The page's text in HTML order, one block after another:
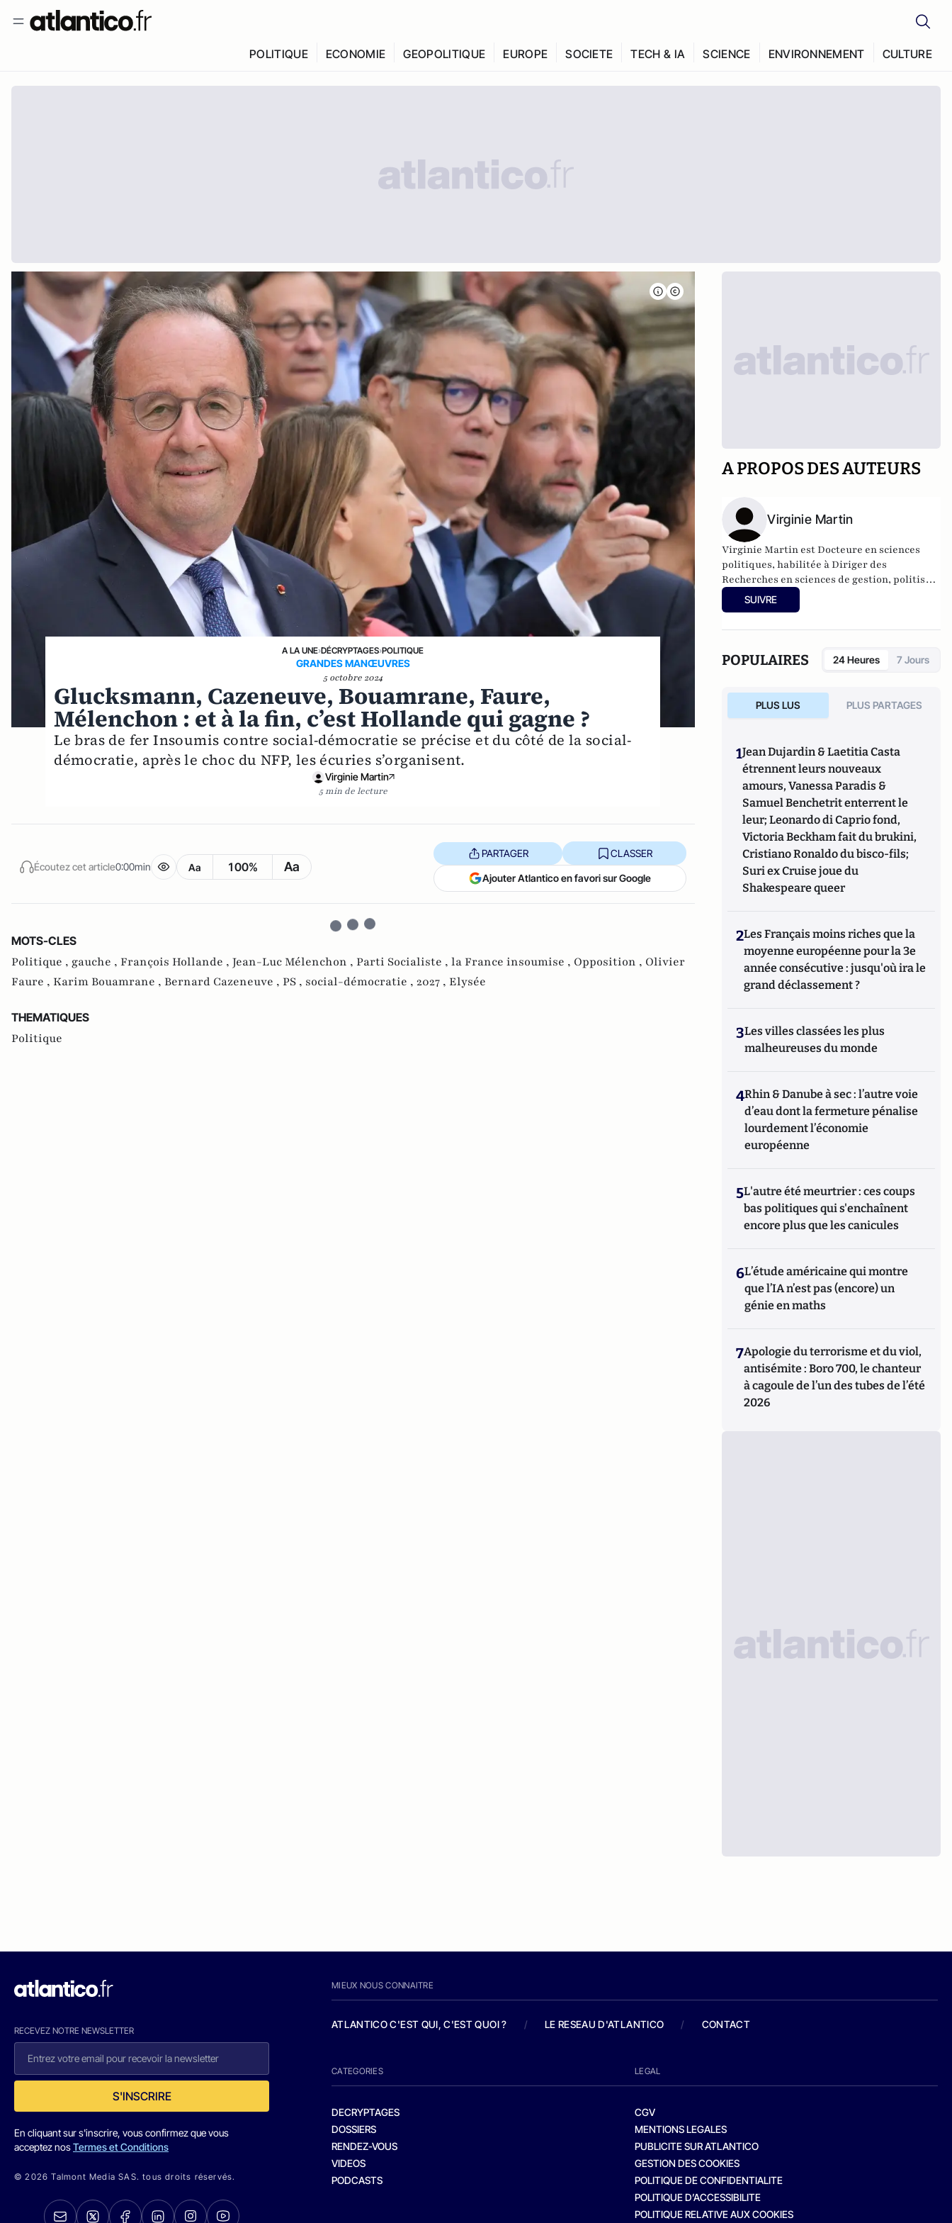
POLITIQUE ECONOMIE GEOPOLITIQUE EUROPE SOCIETE TECH & IA SCIENCE ENVIRONNEMENT CULTURE
A LA UNE›DÉCRYPTAGES›POLITIQUE
GRANDES MANŒUVRES
5 octobre 2024
Glucksmann, Cazeneuve, Bouamrane, Faure,
Mélenchon : et à la fin, c’est Hollande qui gagne ?
Le bras de fer Insoumis contre social-démocratie se précise et du côté de la social-
démocratie, après le choc du NFP, les écuries s’organisent.
Virginie Martin
5 min de lecture
Écoutez cet article0:00min Aa 100% Aa
PARTAGER CLASSER
Ajouter Atlantico en favori sur Google
MOTS-CLES
Politique , gauche , François Hollande , Jean-Luc Mélenchon , Parti Socialiste , la France insoumise , Opposition , Olivier
Faure , Karim Bouamrane , Bernard Cazeneuve , PS , social-démocratie , 2027 , Elysée
THEMATIQUES
Politique
A PROPOS DES AUTEURS
Virginie Martin
Virginie Martin est Docteure en sciences
politiques, habilitée à Diriger des
Recherches en sciences de gestion, politiste,
professeure à KEDGE Business School, co-
responsable du comité scientifique de la
SUIVRE
POPULAIRES 24 Heures 7 Jours
PLUS LUS PLUS PARTAGES
1Jean Dujardin & Laetitia Casta
étrennent leurs nouveaux
amours, Vanessa Paradis &
Samuel Benchetrit enterrent le
leur; Leonardo di Caprio fond,
Victoria Beckham fait du brukini,
Cristiano Ronaldo du bisco-fils;
Suri ex Cruise joue du
Shakespeare queer
2Les Français moins riches que la
moyenne européenne pour la 3e
année consécutive : jusqu'où ira le
grand déclassement ?
3Les villes classées les plus
malheureuses du monde
4Rhin & Danube à sec : l’autre voie
d’eau dont la fermeture pénalise
lourdement l’économie
européenne
5L'autre été meurtrier : ces coups
bas politiques qui s'enchaînent
encore plus que les canicules
6L’étude américaine qui montre
que l’IA n’est pas (encore) un
génie en maths
7Apologie du terrorisme et du viol,
antisémite : Boro 700, le chanteur
à cagoule de l’un des tubes de l’été
2026
RECEVEZ NOTRE NEWSLETTER
S'INSCRIRE
En cliquant sur s'inscrire, vous confirmez que vous
acceptez nosTermes et Conditions
© 2026 Talmont Media SAS. tous droits réservés.
MIEUX NOUS CONNAITRE
ATLANTICO C'EST QUI, C'EST QUOI ? / LE RESEAU D'ATLANTICO / CONTACT
CATEGORIES
DECRYPTAGES
DOSSIERS
RENDEZ-VOUS
VIDEOS
PODCASTS
LEGAL
CGV
MENTIONS LEGALES
PUBLICITE SUR ATLANTICO
GESTION DES COOKIES
POLITIQUE DE CONFIDENTIALITE
POLITIQUE D’ACCESSIBILITE
POLITIQUE RELATIVE AUX COOKIES